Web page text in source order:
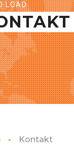
LOAD
Kontakt